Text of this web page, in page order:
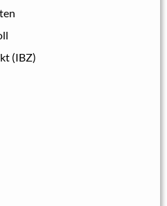
(IBZ)